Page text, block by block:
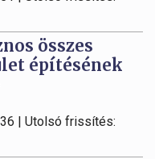
összes
építésének
| Utolsó frissítés: